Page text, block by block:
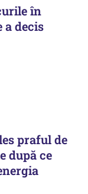
în
a decis
praful de
după ce